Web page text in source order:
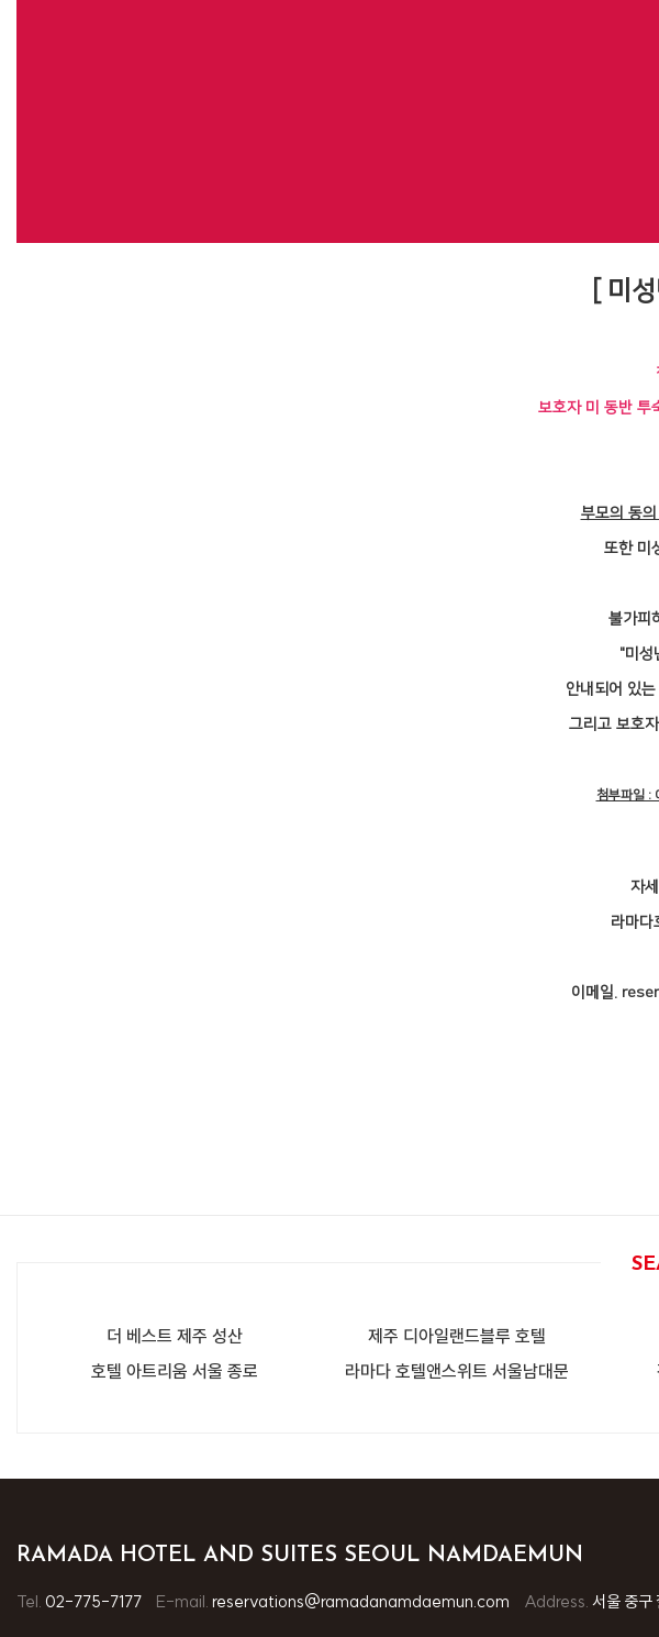
[ 미
보호자 미 동반 투
부모의 동
또한 미
불가피
"미성
안내되어 있
그리고 보호
첨부파일 :
자
라마다
이메일.
더 베스트 제주 성산 제주 디아일랜드블루 호텔
호텔 아트리움 서울 종로
라마다 호텔앤스위트 서울남대문
RAMADA HOTEL AND SUITES SEOUL NAMDAEMUN
Tel. 02-775-7177 E-mail. reservations@ramadanamdaemun.com Address. 서울 중구